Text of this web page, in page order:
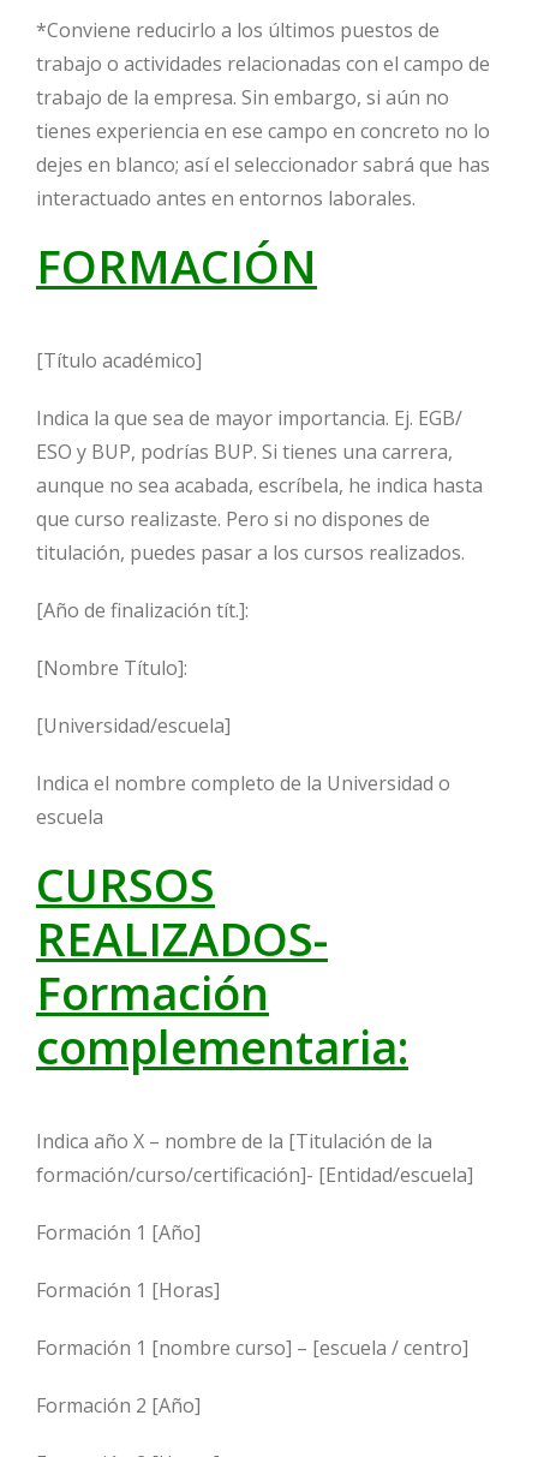
*Conviene reducirlo a los últimos puestos de
trabajo o actividades relacionadas con el campo de
trabajo de la empresa. Sin embargo, si aún no
tienes experiencia en ese campo en concreto no lo
dejes en blanco; así el seleccionador sabrá que has
interactuado antes en entornos laborales.
FORMACIÓN
[Título académico]
Indica la que sea de mayor importancia. Ej. EGB/
ESO y BUP, podrías BUP. Si tienes una carrera,
aunque no sea acabada, escríbela, he indica hasta
que curso realizaste. Pero si no dispones de
titulación, puedes pasar a los cursos realizados.
[Año de finalización tít.]:
[Nombre Título]:
[Universidad/escuela]
Indica el nombre completo de la Universidad o
escuela
CURSOS
REALIZADOS-
Formación
complementaria:
Indica año X – nombre de la [Titulación de la
formación/curso/certificación]- [Entidad/escuela]
Formación 1 [Año]
Formación 1 [Horas]
Formación 1 [nombre curso] – [escuela / centro]
Formación 2 [Año]